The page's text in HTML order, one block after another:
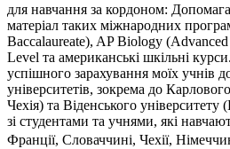
для навчання за кордоном:
матеріал таких міжнародних
Baccalaureate), AP Biology
Level та американські шкільні
успішного зарахування моїх учнів
університетів, зокрема до
Чехія) та Віденського
зі студентами та учнями, які
Франції, Словаччині, Чехії,